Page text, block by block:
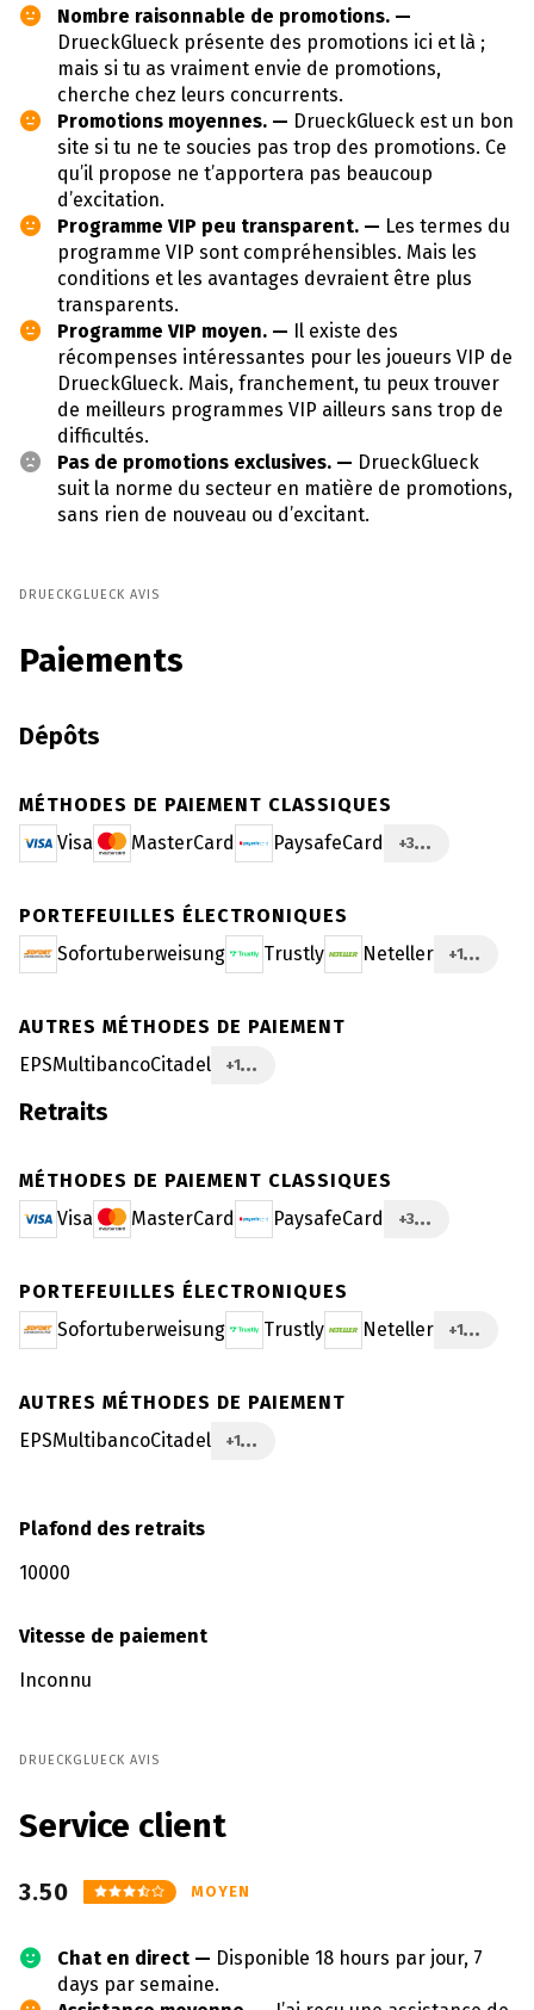
Nombre raisonnable de promotions. —
DrueckGlueck présente des promotions ici et là ;
mais si tu as vraiment envie de promotions,
cherche chez leurs concurrents.
Promotions moyennes. — DrueckGlueck est un bon
site si tu ne te soucies pas trop des promotions. Ce
qu’il propose ne t’apportera pas beaucoup
d’excitation.
Programme VIP peu transparent. — Les termes du
programme VIP sont compréhensibles. Mais les
conditions et les avantages devraient être plus
transparents.
Programme VIP moyen. — Il existe des
récompenses intéressantes pour les joueurs VIP de
DrueckGlueck. Mais, franchement, tu peux trouver
de meilleurs programmes VIP ailleurs sans trop de
difficultés.
Pas de promotions exclusives. — DrueckGlueck
suit la norme du secteur en matière de promotions,
sans rien de nouveau ou d’excitant.
DRUECKGLUECK AVIS
Paiements
Dépôts
MÉTHODES DE PAIEMENT CLASSIQUES
Visa
MasterCard PaysafeCard +3
PORTEFEUILLES ÉLECTRONIQUES
Sofortuberweisung
Trustly Neteller +1
AUTRES MÉTHODES DE PAIEMENT
EPSMultibancoCitadel +1
Retraits
MÉTHODES DE PAIEMENT CLASSIQUES
Visa
MasterCard PaysafeCard +3
PORTEFEUILLES ÉLECTRONIQUES
Sofortuberweisung
Trustly Neteller +1
AUTRES MÉTHODES DE PAIEMENT
EPSMultibancoCitadel +1
Plafond des retraits
10000
Vitesse de paiement
Inconnu
DRUECKGLUECK AVIS
Service client
3.50 MOYEN
Chat en direct — Disponible 18 hours par jour, 7
days par semaine.